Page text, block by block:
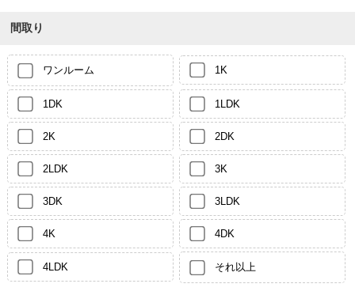
間取り
ワンルーム 1K
1DK 1LDK
2K 2DK
2LDK 3K
3DK 3LDK
4K 4DK
4LDK それ以上